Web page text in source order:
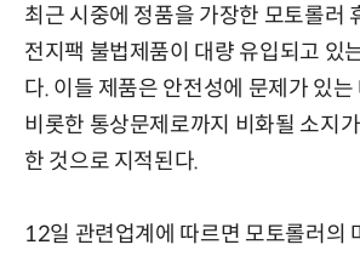
최근 시중에 정품을 가장한 모토롤러
전지팩 불법제품이 대량 유입되고 있
다. 이들 제품은 안전성에 문제가 있
비롯한 통상문제로까지 비화될 소지
한 것으로 지적된다.
12일 관련업계에 따르면 모토롤러의